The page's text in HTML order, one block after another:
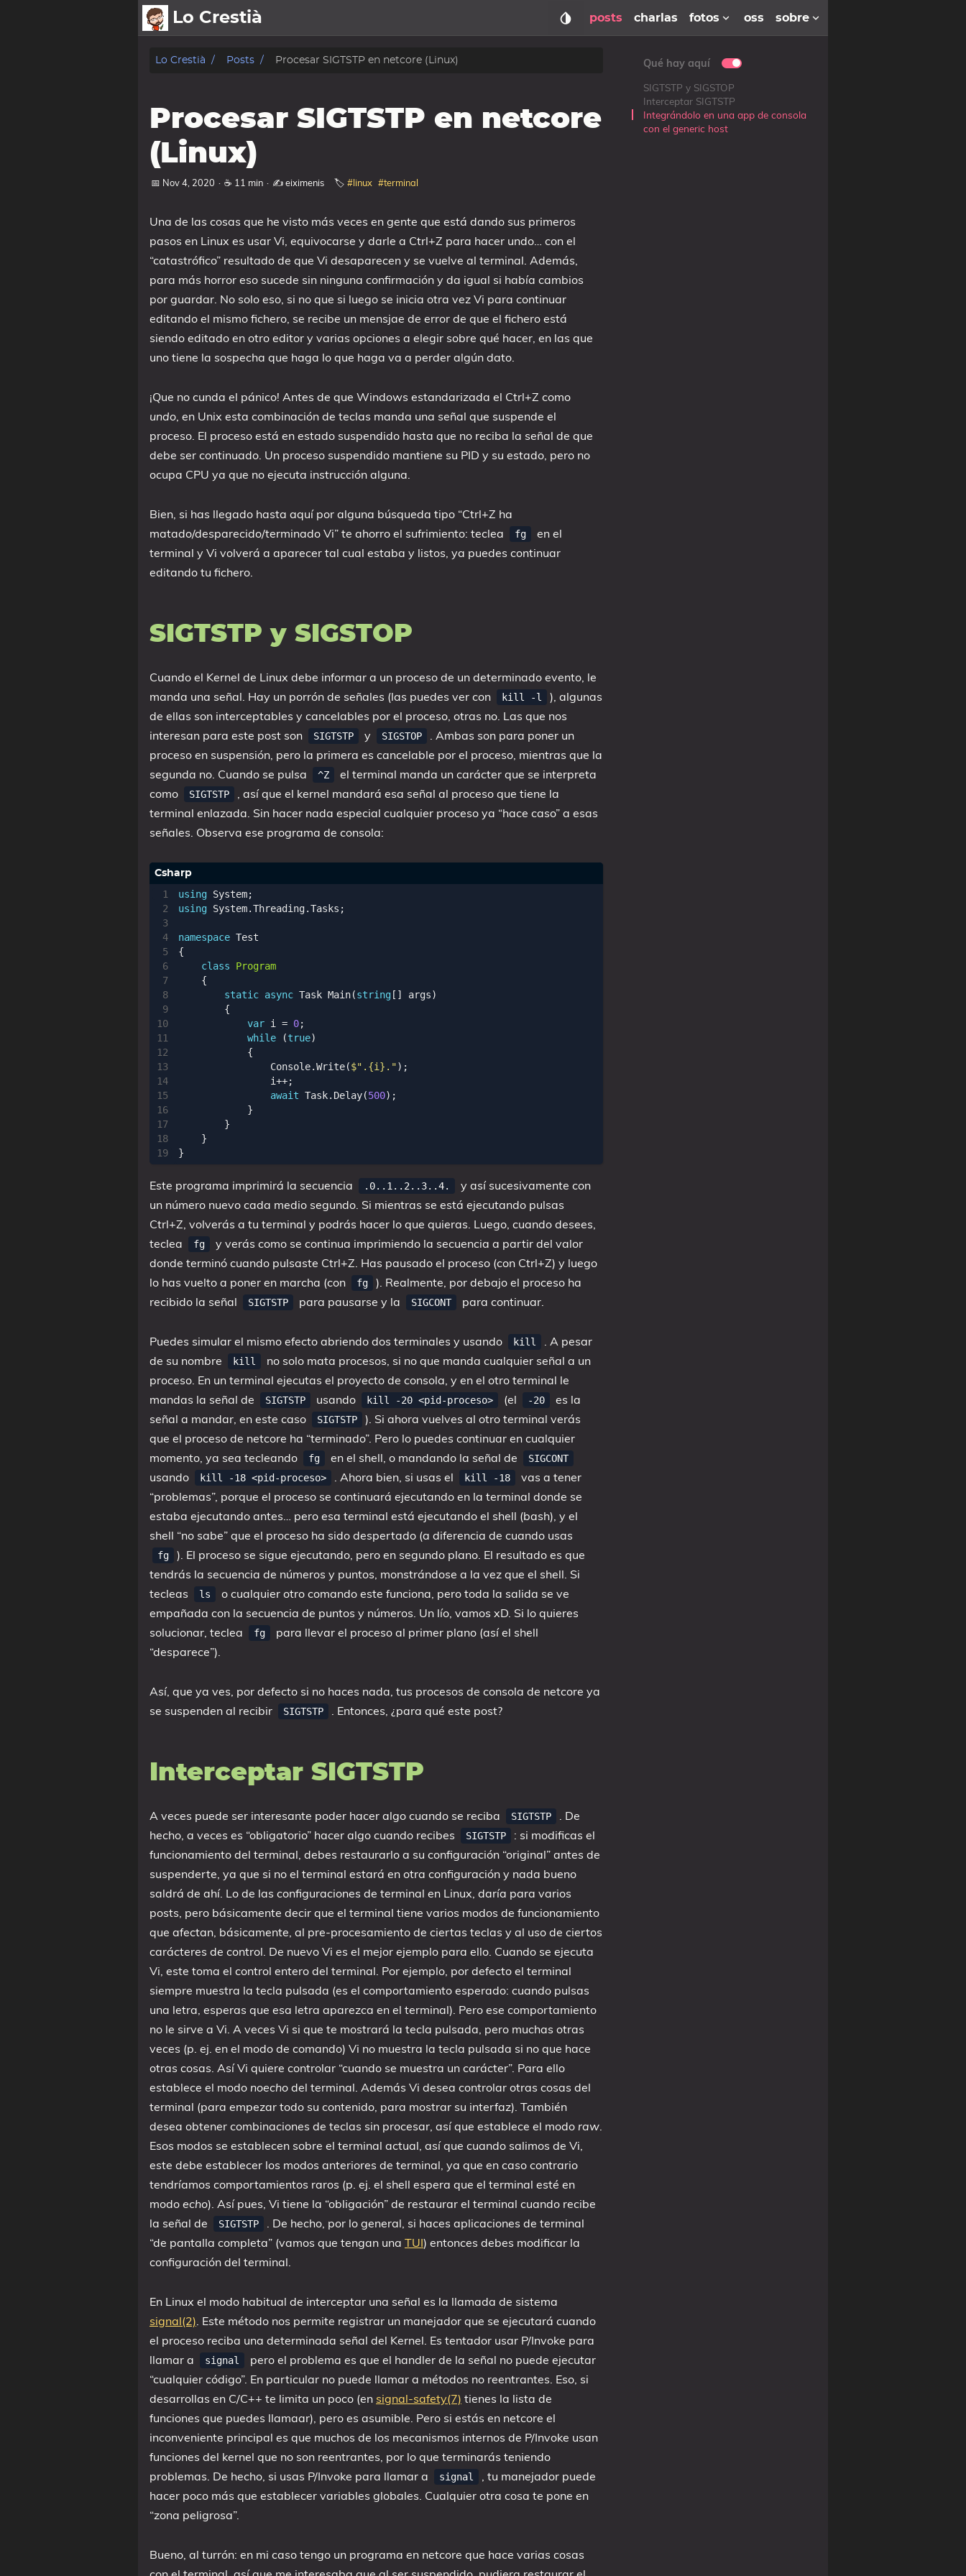
Lo Crestià
posts
fotos
charlas
oss
sobre
Mis Cursos
posts charlas fotos oss sobre
Lo Crestià Posts Procesar SIGTSTP en netcore (Linux)
Procesar SIGTSTP en netcore
(Linux)
📅 Nov 4, 2020 · ☕ 11 min · ✍️ eiximenis 🏷️ #linux #terminal
Una de las cosas que he visto más veces en gente que está dando sus primeros
pasos en Linux es usar Vi, equivocarse y darle a Ctrl+Z para hacer undo… con el
“catastrófico” resultado de que Vi desaparecen y se vuelve al terminal. Además,
para más horror eso sucede sin ninguna confirmación y da igual si había cambios
por guardar. No solo eso, si no que si luego se inicia otra vez Vi para continuar
editando el mismo fichero, se recibe un mensjae de error de que el fichero está
siendo editado en otro editor y varias opciones a elegir sobre qué hacer, en las que
uno tiene la sospecha que haga lo que haga va a perder algún dato.
¡Que no cunda el pánico! Antes de que Windows estandarizada el Ctrl+Z como
undo, en Unix esta combinación de teclas manda una señal que suspende el
proceso. El proceso está en estado suspendido hasta que no reciba la señal de que
debe ser continuado. Un proceso suspendido mantiene su PID y su estado, pero no
ocupa CPU ya que no ejecuta instrucción alguna.
Bien, si has llegado hasta aquí por alguna búsqueda tipo “Ctrl+Z ha
matado/desparecido/terminado Vi” te ahorro el sufrimiento: teclea
fg
en el
terminal y Vi volverá a aparecer tal cual estaba y listos, ya puedes continuar
editando tu fichero.
SIGTSTP y SIGSTOP
Cuando el Kernel de Linux debe informar a un proceso de un determinado evento, le
manda una señal. Hay un porrón de señales (las puedes ver con
kill -l
), algunas
de ellas son interceptables y cancelables por el proceso, otras no. Las que nos
interesan para este post son
SIGTSTP y SIGSTOP
. Ambas son para poner un
proceso en suspensión, pero la primera es cancelable por el proceso, mientras que la
segunda no. Cuando se pulsa
^Z
el terminal manda un carácter que se interpreta
como
SIGTSTP
, así que el kernel mandará esa señal al proceso que tiene la
terminal enlazada. Sin hacer nada especial cualquier proceso ya “hace caso” a esas
señales. Observa ese programa de consola:
4
6
7
8
9
10
14
16
17
18
19
using System;
using
System.Threading.Tasks ;
namespace Test
{
class
Program
{
static async Task Main(string [] args)
{
var i = 0;
while
(true)
{
Console.Write($".{i}.");
i++;
await Task. Delay(500);
}
}
}
}
Este programa imprimirá la secuencia .0..1..2..3..4.
y así sucesivamente con
un número nuevo cada medio segundo. Si mientras se está ejecutando pulsas
Ctrl+Z, volverás a tu terminal y podrás hacer lo que quieras. Luego, cuando desees,
teclea
fg
y verás como se continua imprimiendo la secuencia a partir del valor
donde terminó cuando pulsaste Ctrl+Z. Has pausado el proceso (con Ctrl+Z) y luego
lo has vuelto a poner en marcha (con
fg
). Realmente, por debajo el proceso ha
recibido la señal
SIGTSTP para pausarse y la SIGCONT para continuar.
Puedes simular el mismo efecto abriendo dos terminales y usando kill
. A pesar
de su nombre
kill
no solo mata procesos, si no que manda cualquier señal a un
proceso. En un terminal ejecutas el proyecto de consola, y en el otro terminal le
mandas la señal de
SIGTSTP usando kill -20 <pid-proceso> (el -20
es la
señal a mandar, en este caso
SIGTSTP
). Si ahora vuelves al otro terminal verás
que el proceso de netcore ha “terminado”. Pero lo puedes continuar en cualquier
momento, ya sea tecleando
fg en el shell, o mandando la señal de SIGCONT
usando kill -18 <pid-proceso> . Ahora bien, si usas el kill -18
vas a tener
“problemas”, porque el proceso se continuará ejecutando en la terminal donde se
estaba ejecutando antes… pero esa terminal está ejecutando el shell (bash), y el
shell “no sabe” que el proceso ha sido despertado (a diferencia de cuando usas
fg
). El proceso se sigue ejecutando, pero en segundo plano. El resultado es que
tendrás la secuencia de números y puntos, monstrándose a la vez que el shell. Si
tecleas
ls
o cualquier otro comando este funciona, pero toda la salida se ve
empañada con la secuencia de puntos y números. Un lío, vamos xD. Si lo quieres
solucionar, teclea
fg
para llevar el proceso al primer plano (así el shell
“desparece”).
Así, que ya ves, por defecto si no haces nada, tus procesos de consola de netcore ya
se suspenden al recibir
SIGTSTP . Entonces, ¿para qué este post?
Interceptar SIGTSTP
A veces puede ser interesante poder hacer algo cuando se reciba SIGTSTP
. De
hecho, a veces es “obligatorio” hacer algo cuando recibes
SIGTSTP
: si modificas el
funcionamiento del terminal, debes restaurarlo a su configuración “original” antes de
suspenderte, ya que si no el terminal estará en otra configuración y nada bueno
saldrá de ahí. Lo de las configuraciones de terminal en Linux, daría para varios
posts, pero básicamente decir que el terminal tiene varios modos de funcionamiento
que afectan, básicamente, al pre-procesamiento de ciertas teclas y al uso de ciertos
carácteres de control. De nuevo Vi es el mejor ejemplo para ello. Cuando se ejecuta
Vi, este toma el control entero del terminal. Por ejemplo, por defecto el terminal
siempre muestra la tecla pulsada (es el comportamiento esperado: cuando pulsas
una letra, esperas que esa letra aparezca en el terminal). Pero ese comportamiento
no le sirve a Vi. A veces Vi si que te mostrará la tecla pulsada, pero muchas otras
veces (p. ej. en el modo de comando) Vi no muestra la tecla pulsada si no que hace
otras cosas. Así Vi quiere controlar “cuando se muestra un carácter”. Para ello
establece el modo noecho del terminal. Además Vi desea controlar otras cosas del
terminal (para empezar todo su contenido, para mostrar su interfaz). También
desea obtener combinaciones de teclas sin procesar, así que establece el modo raw.
Esos modos se establecen sobre el terminal actual, así que cuando salimos de Vi,
este debe establecer los modos anteriores de terminal, ya que en caso contrario
tendríamos comportamientos raros (p. ej. el shell espera que el terminal esté en
modo echo). Así pues, Vi tiene la “obligación” de restaurar el terminal cuando recibe
la señal de
SIGTSTP
. De hecho, por lo general, si haces aplicaciones de terminal
“de pantalla completa” (vamos que tengan una TUI) entonces debes modificar la
configuración del terminal.
En Linux el modo habitual de interceptar una señal es la llamada de sistema
signal(2). Este método nos permite registrar un manejador que se ejecutará cuando
el proceso reciba una determinada señal del Kernel. Es tentador usar P/Invoke para
llamar a
signal
pero el problema es que el handler de la señal no puede ejecutar
“cualquier código”. En particular no puede llamar a métodos no reentrantes. Eso, si
desarrollas en C/C++ te limita un poco (en signal-safety(7) tienes la lista de
funciones que puedes llamaar), pero es asumible. Pero si estás en netcore el
inconveniente principal es que muchos de los mecanismos internos de P/Invoke usan
funciones del kernel que no son reentrantes, por lo que terminarás teniendo
problemas. De hecho, si usas P/Invoke para llamar a
signal
, tu manejador puede
hacer poco más que establecer variables globales. Cualquier otra cosa te pone en
“zona peligrosa”.
Bueno, al turrón: en mi caso tengo un programa en netcore que hace varias cosas
Qué hay aquí
SIGTSTP y SIGSTOP
Interceptar SIGTSTP
Integrándolo en una app de consola
con el generic host